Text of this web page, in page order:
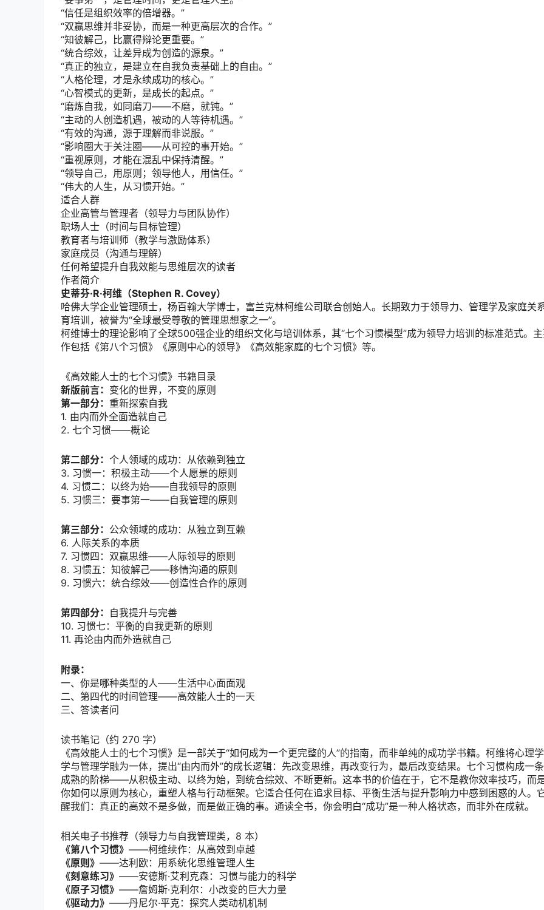
“信任是组织效率的倍增器。”
“双赢思维并非妥协，而是一种更高层次的合作。”
“知彼解己，比赢得辩论更重要。”
“统合综效，让差异成为创造的源泉。”
“真正的独立，是建立在自我负责基础上的自由。”
“人格伦理，才是永续成功的核心。”
“心智模式的更新，是成长的起点。”
“磨炼自我，如同磨刀——不磨，就钝。”
“主动的人创造机遇，被动的人等待机遇。”
“有效的沟通，源于理解而非说服。”
“影响圈大于关注圈——从可控的事开始。”
“重视原则，才能在混乱中保持清醒。”
“领导自己，用原则；领导他人，用信任。”
“伟大的人生，从习惯开始。”
适合人群
企业高管与管理者（领导力与团队协作）
职场人士（时间与目标管理）
教育者与培训师（教学与激励体系）
家庭成员（沟通与理解）
任何希望提升自我效能与思维层次的读者
作者简介
史蒂芬·R·柯维（Stephen R. Covey）
哈佛大学企业管理硕士，杨百翰大学博士，富兰克林柯维公司联合创始人。长期致力于领导力、管理学及家庭关
育培训，被誉为“全球最受尊敬的管理思想家之一”。
柯维博士的理论影响了全球500强企业的组织文化与培训体系，其“七个习惯模型”成为领导力培训的标准范式。
作包括《第八个习惯》《原则中心的领导》《高效能家庭的七个习惯》等。
《高效能人士的七个习惯》书籍目录
新版前言： 变化的世界，不变的原则
第一部分： 重新探索自我
1. 由内而外全面造就自己
2. 七个习惯——概论
第二部分： 个人领域的成功：从依赖到独立
3. 习惯一：积极主动——个人愿景的原则
4. 习惯二：以终为始——自我领导的原则
5. 习惯三：要事第一——自我管理的原则
第三部分： 公众领域的成功：从独立到互赖
6. 人际关系的本质
7. 习惯四：双赢思维——人际领导的原则
8. 习惯五：知彼解己——移情沟通的原则
9. 习惯六：统合综效——创造性合作的原则
第四部分： 自我提升与完善
10. 习惯七：平衡的自我更新的原则
11. 再论由内而外造就自己
附录：
一、你是哪种类型的人——生活中心面面观
二、第四代的时间管理——高效能人士的一天
三、答读者问
读书笔记（约 270 字）
《高效能人士的七个习惯》是一部关于“如何成为一个更完整的人”的指南，而非单纯的成功学书籍。柯维将心理
学与管理学融为一体，提出“由内而外”的成长逻辑：先改变思维，再改变行为，最后改变结果。七个习惯构成一
成熟的阶梯——从积极主动、以终为始，到统合综效、不断更新。这本书的价值在于，它不是教你效率技巧，而
你如何以原则为核心，重塑人格与行动框架。它适合任何在追求目标、平衡生活与提升影响力中感到困惑的人。
醒我们：真正的高效不是多做，而是做正确的事。通读全书，你会明白“成功”是一种人格状态，而非外在成就。
相关电子书推荐（领导力与自我管理类，8 本）
《第八个习惯》 ——柯维续作：从高效到卓越
《原则》 ——达利欧：用系统化思维管理人生
《刻意练习》 ——安德斯·艾利克森：习惯与能力的科学
《原子习惯》 ——詹姆斯·克利尔：小改变的巨大力量
《驱动力》 ——丹尼尔·平克：探究人类动机机制